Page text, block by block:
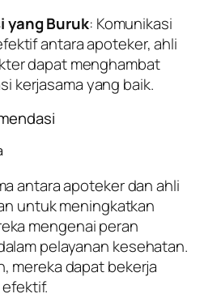
yang Buruk: Komunikasi
antara apoteker, ahli
dapat menghambat
kerjasama yang baik.
antara apoteker dan ahli
untuk meningkatkan
mengenai peran
pelayanan kesehatan.
mereka dapat bekerja